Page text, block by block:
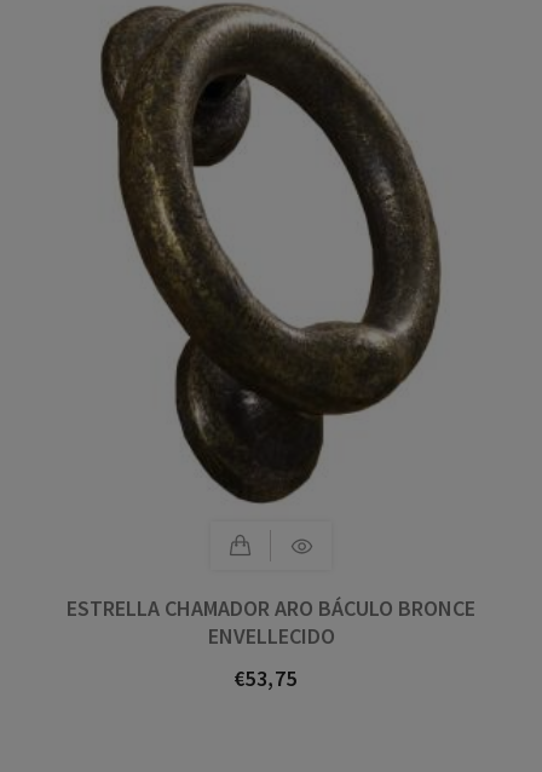
ESTRELLA CHAMADOR ARO BÁCULO BRONCE
ENVELLECIDO
Prezo
€53,75